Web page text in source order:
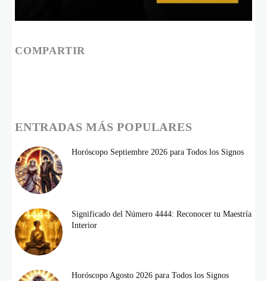
COMPARTIR
ENTRADAS MÁS POPULARES
Horóscopo Septiembre 2026 para Todos los Signos
Significado del Número 4444: Reconocer tu Maestría
Interior
Horóscopo Agosto 2026 para Todos los Signos